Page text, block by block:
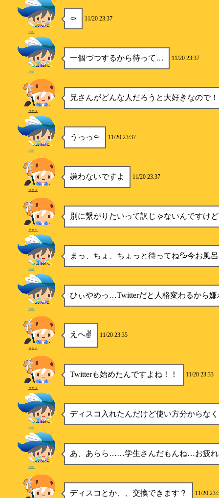
⚰️ 11/20 23:37
水樹
一個づつするから待って… 11/20 23:37
水樹
兄さんがどんな人だろうと大好きなので
ヲタク
うっっ⚰️ 11/20 23:37
水樹
嫌わないですよ 11/20 23:37
ヲタク
別に繋がりたいって訳じゃないんですけど
ヲタク
まっ、ちょ、ちょっと待ってね💦今お風
水樹
ひぃやめっ…Twitterだと人格変わるから嫌
水樹
えへ✌ 11/20 23:35
ヲタク
Twitterも始めたんですよね！！ 11/20 23:33
ヲタク
ディスコ入れたんだけど使い方分からな
水樹
あ、あらら……学生さんだもんね…お疲
水樹
ディスコとか、、交換できます？ 11/20